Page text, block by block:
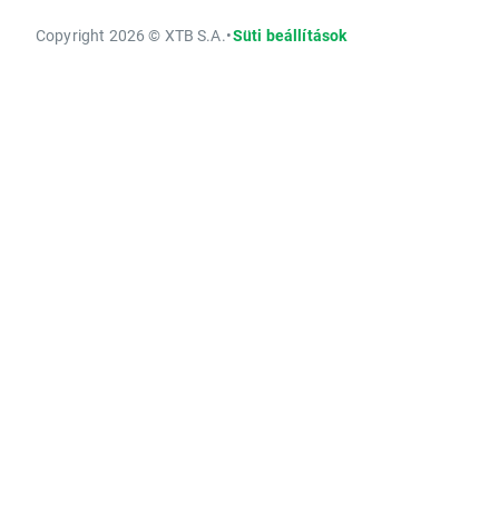
Copyright 2026 © XTB S.A.•Süti beállítások